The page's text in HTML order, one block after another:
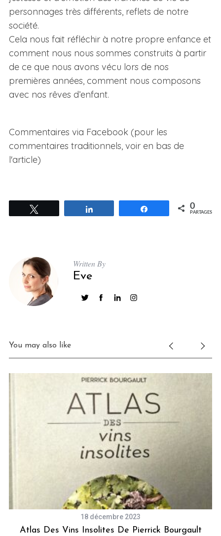
personnages très différents, reflets de notre
société.
Cela nous fait réfléchir à notre propre enfance et
comment nous nous sommes construits à partir
de ce que nous avons vécu lors de nos
premières années, comment nous composons
avec nos rêves d’enfant.
Commentaires via Facebook (pour les
commentaires traditionnels, voir en bas de
l'article)
Partagez 0
PARTAGES
Written By
Eve
You may also like
18 décembre 2023
Atlas Des Vins Insolites De Pierrick Bourgault